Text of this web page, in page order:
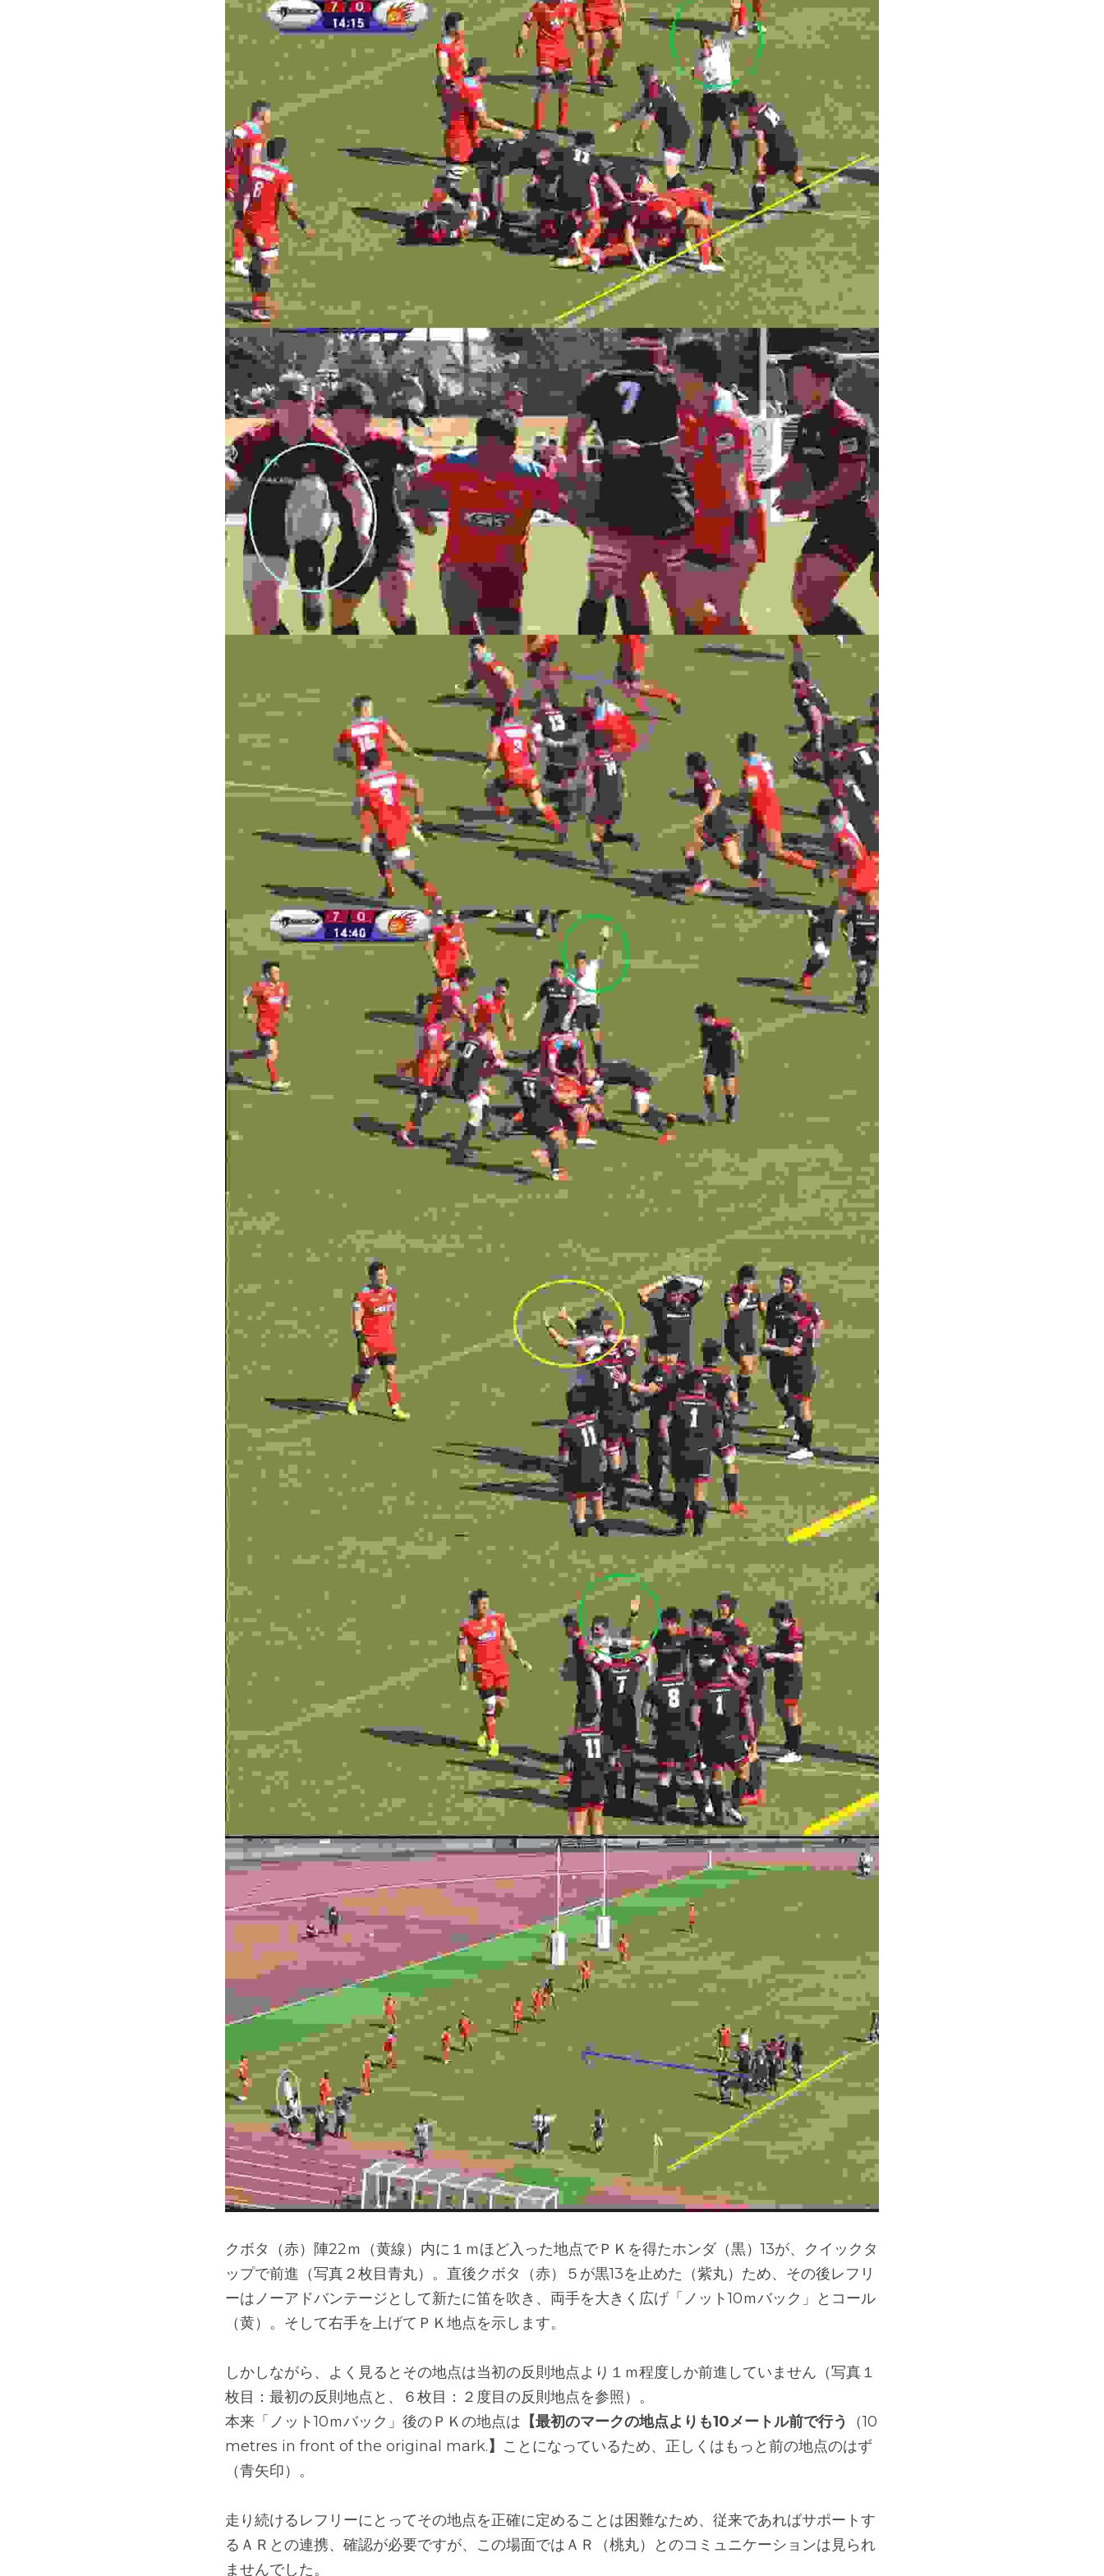
クボタ（赤）陣22ｍ（黄線）内に１ｍほど入った地点でＰＫを得たホンダ（黒）13が、クイックタ
ップで前進（写真２枚目青丸）。直後クボタ（赤）５が黒13を止めた（紫丸）ため、その後レフリ
ーはノーアドバンテージとして新たに笛を吹き、両手を大きく広げ「ノット10ｍバック」とコール
（黄）。そして右手を上げてＰＫ地点を示します。
しかしながら、よく見るとその地点は当初の反則地点より１ｍ程度しか前進していません（写真１
枚目：最初の反則地点と、６枚目：２度目の反則地点を参照）。
本来「ノット10ｍバック」後のＰＫの地点は 【最初のマークの地点よりも10メートル前で行う
（10
metres in front of the original mark.】 ことになっているため、正しくはもっと前の地点のはず
（青矢印）。
走り続けるレフリーにとってその地点を正確に定めることは困難なため、従来であればサポートす
るＡＲとの連携、確認が必要ですが、この場面ではＡＲ（桃丸）とのコミュニケーションは見られ
ませんでした。